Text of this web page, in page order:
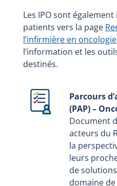
Les IPO sont
patients vers la page
l’infirmière en oncologie
l’information et les
destinés.
Parcours
(PAP) –
Document
acteurs du
la
leurs
de
domaine de